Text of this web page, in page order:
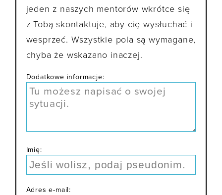
jeden z naszych mentorów wkrótce się
z Tobą skontaktuje, aby cię wysłuchać i
wesprzeć. Wszystkie pola są wymagane,
chyba że wskazano inaczej.
Dodatkowe informacje:
Imię:
Adres e-mail: